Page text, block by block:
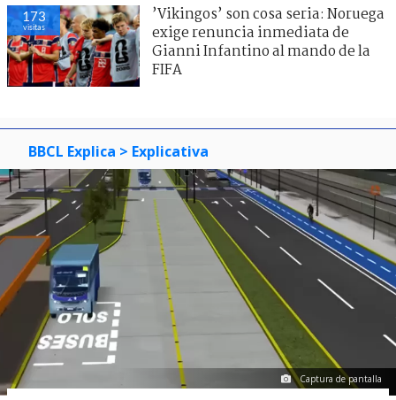
173
visitas
’Vikingos’ son cosa seria: Noruega
exige renuncia inmediata de
Gianni Infantino al mando de la
FIFA
BBCL Explica > Explicativa
Captura de pantalla